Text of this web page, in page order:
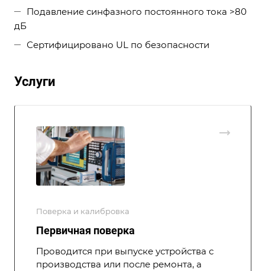
Подавление синфазного постоянного тока >80
дБ
Сертифицировано UL по безопасности
Услуги
Поверка и калибровка
Первичная поверка
Проводится при выпуске устройства с
производства или после ремонта, а